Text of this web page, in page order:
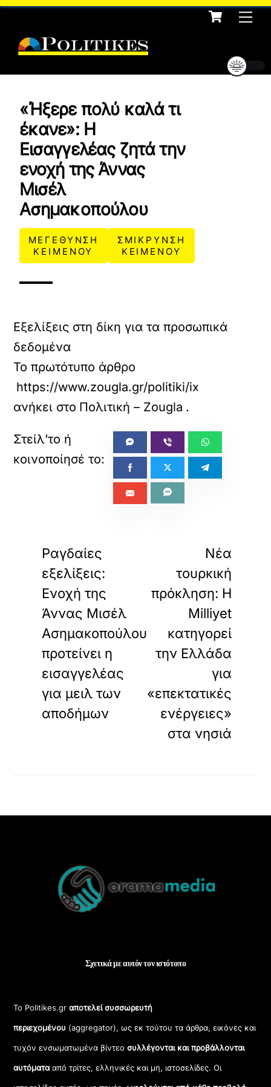
Skip
content
Cart
«Ήξερε πολύ καλά τι
έκανε»: Η
Εισαγγελέας ζητά την
ενοχή της Άννας
Μισέλ
Ασημακοπούλου
ΜΕΓΕΘΥΝΣΗ
ΚΕΙΜΕΝΟΥ
ΣΜΙΚΡΥΝΣΗ
ΚΕΙΜΕΝΟΥ
Εξελίξεις στη δίκη για τα προσωπικά
δεδομένα
Το πρωτότυπο άρθρο
https://www.zougla.gr/politiki/ixere-poly-
ανήκει στο Πολιτική – Zougla .
Ραγδαίες
εξελίξεις:
Ενοχή της
Άννας Μισέλ
Ασημακοπούλου
προτείνει η
εισαγγελέας
για μειλ των
αποδήμων
Νέα
τουρκική
πρόκληση: Η
Milliyet
κατηγορεί
την Ελλάδα
για
«επεκτατικές
ενέργειες»
στα νησιά
Top
Σχετικά με αυτόν τον ιστότοπο
Το Politikes.grαποτελεί συσσωρευτή
περιεχομένου (aggregator), ως εκ τούτου τα άρθρα, εικόνες και
τυχόν ενσωματωμένα βίντεοσυλλέγονται και προβάλλονται
αυτόματααπό τρίτες, ελληνικές και μη, ιστοσελίδες. Οι